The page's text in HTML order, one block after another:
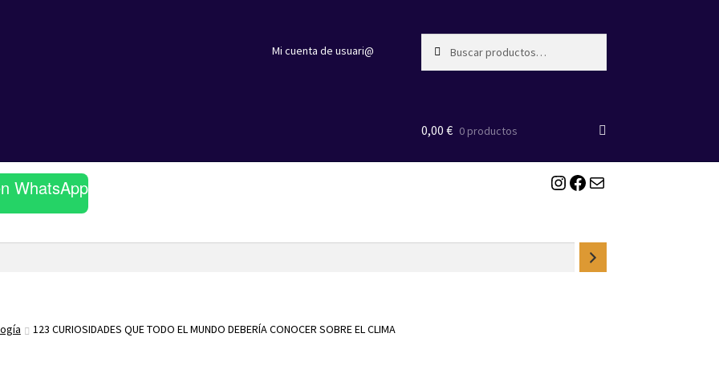
Mi cuenta de usuari@
por:
0,00 € 0 productos
WhatsApp Instagram Facebook Correo electrónico
123 CURIOSIDADES QUE TODO EL MUNDO DEBERÍA CONOCER SOBRE EL CLIMA